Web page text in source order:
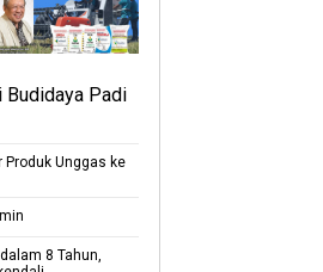
Budidaya Padi
Produk Unggas ke
8 Tahun,